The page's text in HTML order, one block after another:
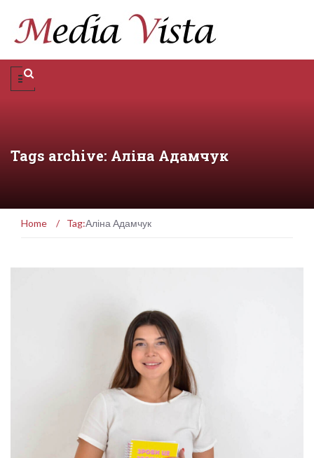
Tags archive: Аліна Адамчук
Home / Tag:Аліна Адамчук